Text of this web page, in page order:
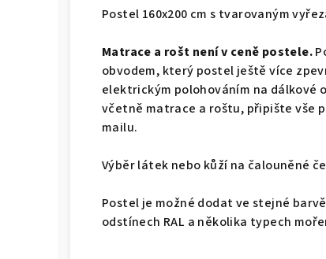
Postel 160x200 cm s tvarovaným
Matrace a rošt není v ceně postele.
obvodem, který postel ještě více
elektrickým polohováním na dálkové
včetně matrace a roštu, připište vše
mailu.
Výběr látek nebo kůží na čalouněné
Postel je možné dodat ve stejné
odstínech RAL a několika typech